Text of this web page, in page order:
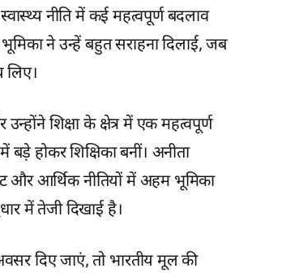
नीति में कई महत्वपूर्ण बदलाव
ने उन्हें बहुत सराहना दिलाई, जब
लिए।
शिक्षा के क्षेत्र में एक महत्वपूर्ण
होकर शिक्षिका बनीं। अनीता
और आर्थिक नीतियों में अहम भूमिका
में तेजी दिखाई है।
दिए जाएं, तो भारतीय मूल की